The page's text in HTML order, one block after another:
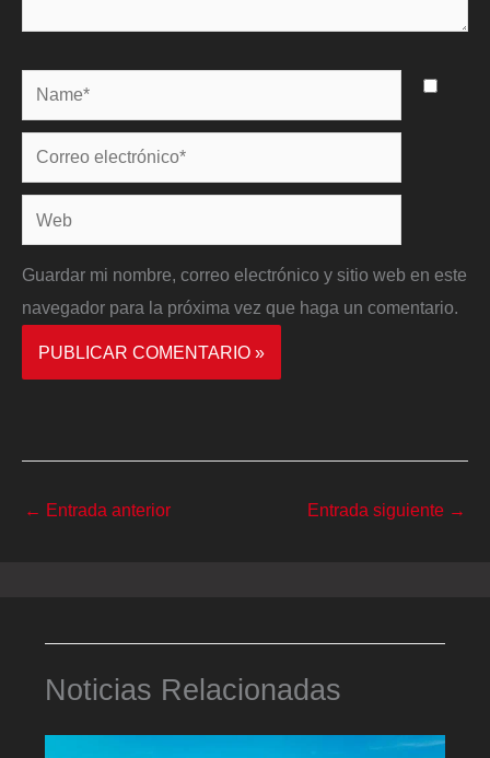
Name*
Correo
electrónico*
Web
Guardar mi nombre, correo electrónico y sitio web en este
navegador para la próxima vez que haga un comentario.
← Entrada anterior Entrada siguiente →
Noticias Relacionadas